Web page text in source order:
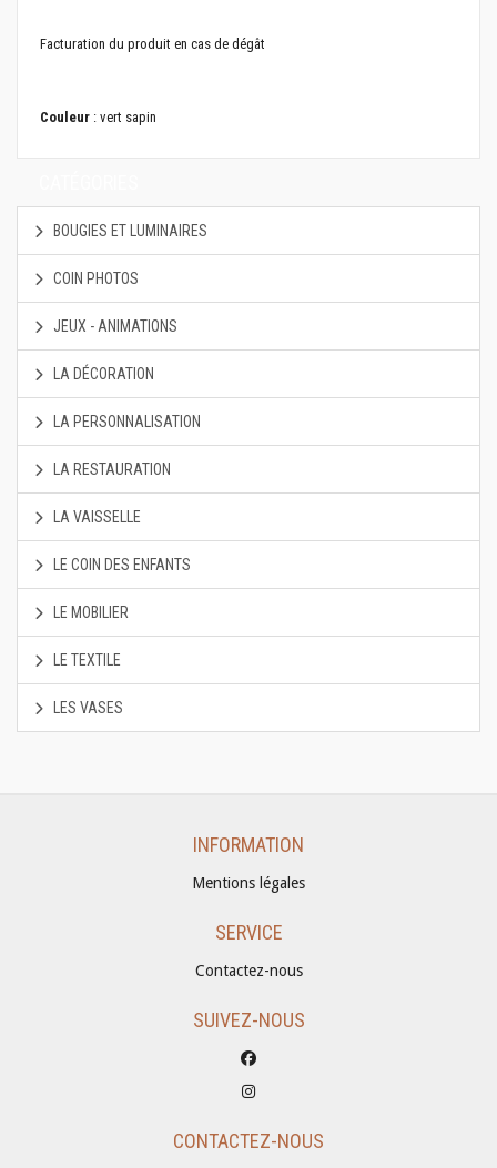
Facturation du produit en cas de dégât
Couleur : vert sapin
BOUGIES ET LUMINAIRES
COIN PHOTOS
JEUX - ANIMATIONS
LA DÉCORATION
LA PERSONNALISATION
LA RESTAURATION
LA VAISSELLE
LE COIN DES ENFANTS
LE MOBILIER
LE TEXTILE
LES VASES
INFORMATION
Mentions légales
SERVICE
Contactez-nous
SUIVEZ-NOUS
CONTACTEZ-NOUS